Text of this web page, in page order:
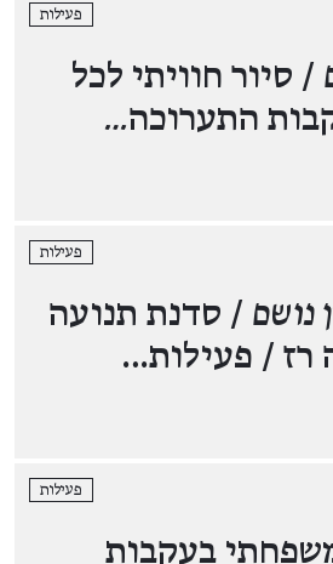
פעילות
/ סיור חוויתי לכל
התערוכה…
פעילות
נושם / סדנת תנועה
רז / פעילות…
פעילות
משפחתי בעקבות